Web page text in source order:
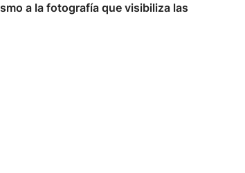
a la fotografía que visibiliza las